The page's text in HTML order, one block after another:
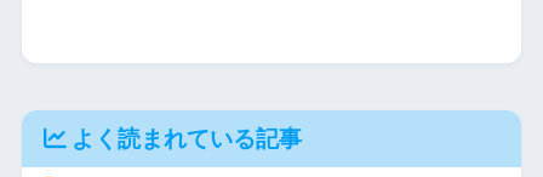
よく読まれている記事